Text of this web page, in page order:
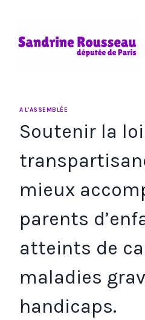
A L'ASSEMBLÉE
Soutenir la loi
mieux
parents
atteints de
maladies
handicaps.